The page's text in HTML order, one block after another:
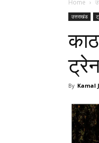
Home
उत्तराखंड
By Kamal